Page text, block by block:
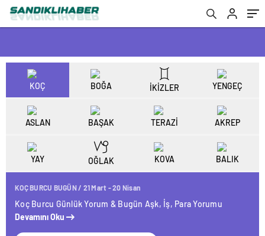
KOÇ BOĞA İKİZLER YENGEÇ
ASLAN BAŞAK TERAZİ AKREP
YAY OĞLAK KOVA BALIK
KOÇ BURCU BUGÜN / 21 Mart - 20 Nisan
Koç Burcu Günlük Yorum & Bugün Aşk, İş, Para Yorumu
Devamını Oku